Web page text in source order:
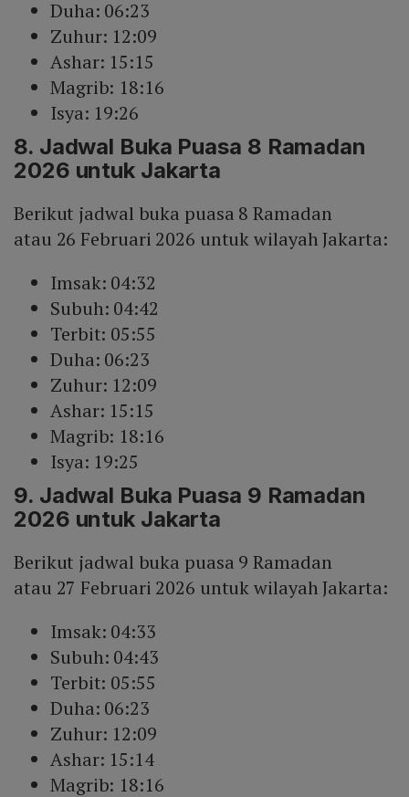
Duha: 06:23
Zuhur: 12:09
Ashar: 15:15
Magrib: 18:16
Isya: 19:26
8. Jadwal Buka Puasa 8 Ramadan
2026 untuk Jakarta
Berikut jadwal buka puasa 8 Ramadan
atau 26 Februari 2026 untuk wilayah Jakarta:
Imsak: 04:32
Subuh: 04:42
Terbit: 05:55
Duha: 06:23
Zuhur: 12:09
Ashar: 15:15
Magrib: 18:16
Isya: 19:25
9. Jadwal Buka Puasa 9 Ramadan
2026 untuk Jakarta
Berikut jadwal buka puasa 9 Ramadan
atau 27 Februari 2026 untuk wilayah Jakarta:
Imsak: 04:33
Subuh: 04:43
Terbit: 05:55
Duha: 06:23
Zuhur: 12:09
Ashar: 15:14
Magrib: 18:16